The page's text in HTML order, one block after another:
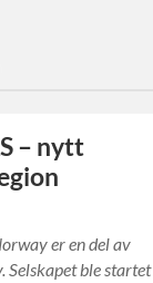
– nytt
er en del av
Selskapet ble startet